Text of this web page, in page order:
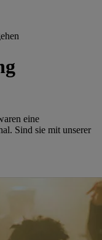
eine
Sind sie mit unserer